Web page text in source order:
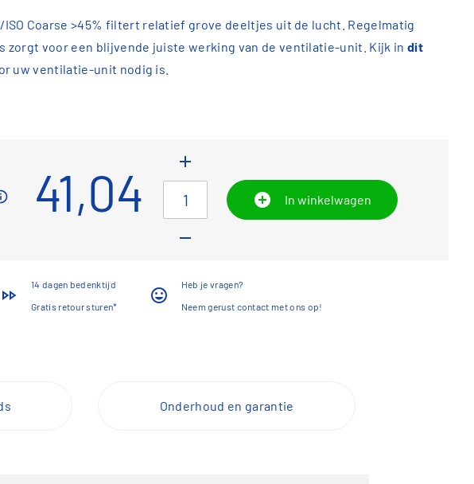
ISO Coarse >45% filtert relatief grove deeltjes uit de lucht. Regelmatig
zorgt voor een blijvende juiste werking van de ventilatie-unit. Kijk in dit
uw ventilatie-unit nodig is.
41,04 add
remove
add_circle In winkelwagen
fast_forward
14 dagen bedenktijd
Gratis retour sturen*
insert_emoticon
Heb je vragen?
Neem gerust contact met ons op!
Onderhoud en garantie